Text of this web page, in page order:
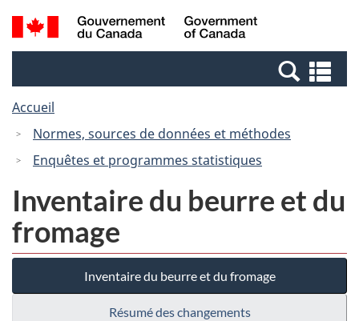
Passer
au
Passer
à
Canada
Recherche
et
et
Accueil
Normes, sources de données et méthodes
Enquêtes et programmes statistiques
Inventaire du beurre et du
fromage
Inventaire du beurre et du fromage
Résumé des changements